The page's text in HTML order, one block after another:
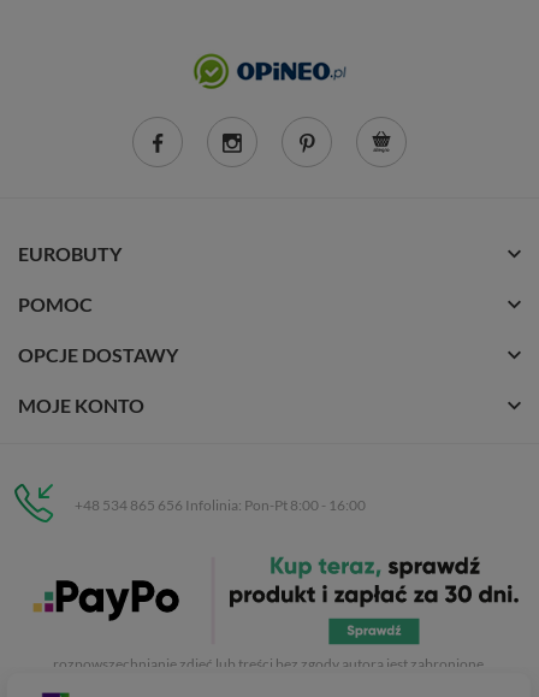
EUROBUTY
POMOC
OPCJE DOSTAWY
MOJE KONTO
+48 534 865 656 Infolinia: Pon-Pt 8:00 - 16:00
C.H. Respan, Rejtana 53a/250
35-326 Rzeszów
. Kopiowanie, przetwarzanie,
rozpowszechnianie zdjęć lub treści bez zgody autora jest zabronione.